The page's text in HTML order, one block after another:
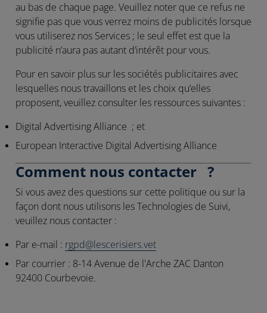
au bas de chaque page. Veuillez noter que ce refus ne
signifie pas que vous verrez moins de publicités lorsque
vous utiliserez nos Services ; le seul effet est que la
publicité n’aura pas autant d’intérêt pour vous.
Pour en savoir plus sur les sociétés publicitaires avec
lesquelles nous travaillons et les choix qu’elles
proposent, veuillez consulter les ressources suivantes :
Digital Advertising Alliance ; et
European Interactive Digital Advertising Alliance
Comment nous contacter ?
Si vous avez des questions sur cette politique ou sur la
façon dont nous utilisons les Technologies de Suivi,
veuillez nous contacter :
Par e-mail : rgpd@lescerisiers.vet
Par courrier : 8-14 Avenue de l'Arche ZAC Danton
92400 Courbevoie.